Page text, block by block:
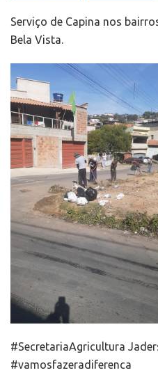
Serviço de Capina nos
Bela Vista.
#SecretariaAgricultura
#vamosfazeradiferenca